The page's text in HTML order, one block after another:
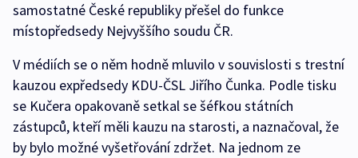
samostatné České republiky přešel do funkce
místopředsedy Nejvyššího soudu ČR.
V médiích se o něm hodně mluvilo v souvislosti s trestní
kauzou expředsedy KDU-ČSL Jiřího Čunka. Podle tisku
se Kučera opakovaně setkal se šéfkou státních
zástupců, kteří měli kauzu na starosti, a naznačoval, že
by bylo možné vyšetřování zdržet. Na jednom ze